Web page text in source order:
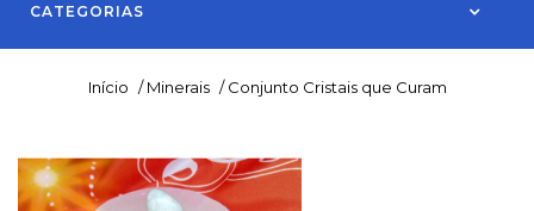
CATEGORIAS
Início / Minerais / Conjunto Cristais que Curam